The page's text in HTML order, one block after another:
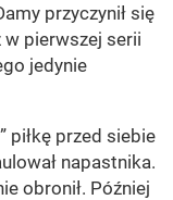
przyczynił się
pierwszej serii
jedynie
piłkę przed siebie
napastnika.
obronił. Później